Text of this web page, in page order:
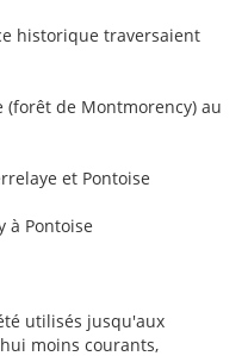
historique traversaient
de Montmorency) au
et Pontoise
à Pontoise
utilisés jusqu'aux
moins courants,